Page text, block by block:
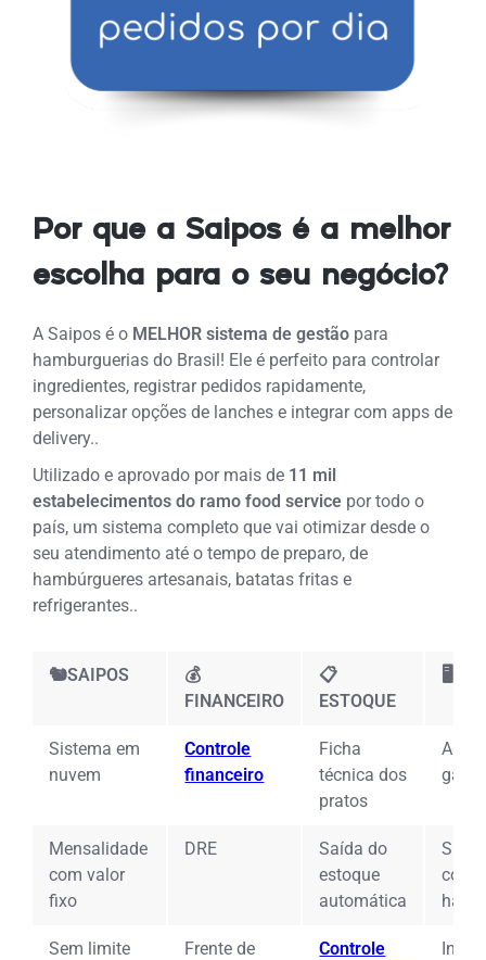
Por que a Saipos é a melhor
escolha para o seu negócio?
A Saipos é o MELHOR sistema de gestão para
hamburguerias do Brasil! Ele é perfeito paracontrolar
ingredientes, registrar pedidos rapidamente,
personalizar opções de lanches e integrar com apps de
delivery..
Utilizado e aprovado por mais de 11 mil
estabelecimentos do ramo food service por todo o
país, um sistema completo que vai otimizar desde o
seu atendimento até o tempo de preparo,de
hambúrgueres artesanais, batatas fritas e
refrigerantes..
🐿️SAIPOS
💰
FINANCEIRO
📋
ESTOQUE
Sistema em
nuvem
Controle
financeiro
Ficha
técnica dos
pratos
App
Mensalidade
com valor
fixo
DRE
Saída do
estoque
automática
Sem limite
Frente de
Controle